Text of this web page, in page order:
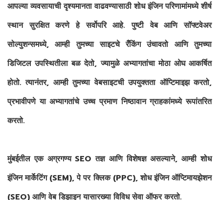
आपल्या व्यवसायाची दृश्यमानता वाढवण्यासाठी शोध इंजिन परिणामांमध्ये शीर्ष
स्थान सुरक्षित करणे हे सर्वोपरि आहे. पुष्टी वेब आणि सॉफ्टवेअर
सोल्युशन्समध्ये, आम्ही तुमच्या साइटचे रँकिंग उंचावतो आणि तुमच्या
डिजिटल उपस्थितीला बळ देतो, ज्यामुळे अभ्यागतांचा मोठा ओघ आकर्षित
होतो. त्यानंतर, आम्ही तुमच्या वेबसाइटची उपयुक्तता ऑप्टिमाइझ करतो,
प्रभावीपणे या अभ्यागतांचे उच्च प्रमाण निष्ठावान ग्राहकांमध्ये रूपांतरित
करतो.
मुंबईतील एक अग्रगण्य SEO तज्ञ आणि विशेषज्ञ असल्याने, आम्ही शोध
इंजिन मार्केटिंग (SEM), पे पर क्लिक (PPC), शोध इंजिन ऑप्टिमायझेशन
(SEO) आणि वेब डिझाइन यासारख्या विविध सेवा ऑफर करतो.